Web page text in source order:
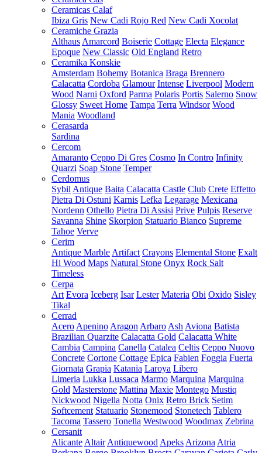
Ceramicas Calaf
Ibiza Gris New Cadi Rojo Red New Cadi Xocolat
Ceramiche Grazia
Althaus Amarcord Boiserie Cottage Electa Elegance
Epoque New Classic Old England Retro
Ceramika Konskie
Amsterdam Bohemy Botanica Braga Brennero
Calacatta Cordoba Glamour Intense Liverpool Modern
Wood Narni Oxford Parma Polaris Portis Salerno Snow
Glossy Sweet Home Tampa Terra Windsor Wood
Mania Woodland
Cerasarda
Sardina
Cercom
Amaranto Ceppo Di Gres Cosmo In Contro Infinity
Quarzi Soap Stone Temper
Cerdomus
Sybil Antique Baita Calacatta Castle Club Crete Effetto
Pietra Di Ostuni Karnis Lefka Legarage Mexicana
Nordenn Othello Pietra Di Assisi Prive Pulpis Reserve
Savanna Shine Skorpion Statuario Bianco Supreme
Tahoe Verve
Cerim
Antique Marble Artifact Crayons Elemental Stone Exalt
Hi Wood Maps Natural Stone Onyx Rock Salt
Timeless
Cerpa
Art Evora Iceberg Isar Lester Materia Obi Oxido Sisley
Tikal
Cerrad
Acero Apenino Aragon Arbaro Ash Aviona Batista
Brazilian Quarzite Calacatta Gold Calacatta White
Cambia Campina Canella Catalea Celtis Ceppo Nuovo
Concrete Cortone Cottage Epica Fabien Foggia Fuerta
Giornata Grapia Katania Laroya Libero
Limeria Lukka Lussaca Marmo Marquina Marquina
Gold Masterstone Mattina Maxie Montego Mustiq
Nickwood Nigella Notta Onix Retro Brick Setim
Softcement Statuario Stonemood Stonetech Tablero
Tacoma Tassero Tonella Westwood Woodmax Zebrina
Cersanit
Alicante Altair Antiquewood Apeks Arizona Atria